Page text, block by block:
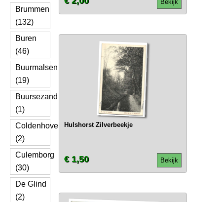
Brummen
(132)
Buren
(46)
Buurmalsen
(19)
Buursezand
(1)
Coldenhove
(2)
Culemborg
(30)
De Glind
(2)
Bekijk
Hulshorst Zilverbeekje
Bekijk
€ 1,50